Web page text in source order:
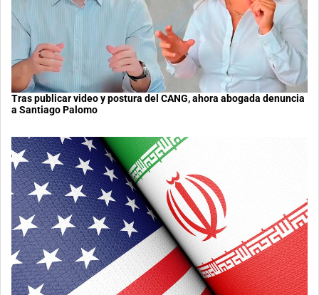
Tras publicar video y postura del CANG, ahora abogada denuncia
a Santiago Palomo